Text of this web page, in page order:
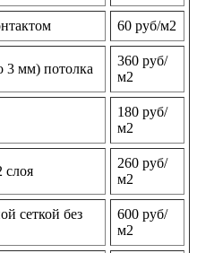
60 руб/м2
3 мм) потолка
360 руб/
м2
180 руб/
м2
слоя
260 руб/
м2
сеткой без
600 руб/
м2